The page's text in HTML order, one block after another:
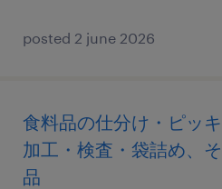
posted 2 june 2026
食料品の仕分け・ピッ
加工・検査・袋詰め、
品